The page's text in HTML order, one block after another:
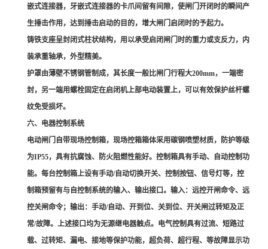
嵌式连接器，牙嵌式连接器的卡爪间留有间隙，使闸门开闭时的瞬间产
生捶击作用，达到捶击启动的目的，增大闸门启闭时的予起力。
铸铁支座呈封闭式柱状结构，用以承受启闭闸门时的重力或支反力，内
装承重轴承，外型精美。
护罩由薄壁不锈钢管制成，其长度一般比闸门行程大200mm，一端密
封，另一端用螺栓固定在启闭机上部电动装置上，可以有效保护丝杆螺
纹免受损坏。
六、电器控制系统
电动闸门自带现场控制箱，现场控箱箱体采用碳钢喷塑材质，防护等级
为IP55，具有抗腐蚀、防火阻燃性能好。控制箱具有手动、自动控制功
能。每台控制箱上设有手动/自动切换开关、控制按钮、信号灯等，控
制箱预留有与自控制系统的输入、输出接口。输入：远控开闸命令、远
控关闸命令；输出：手动/自动、开到位、关到位、开关闸过转矩及正
常/故障。上述接口均为无源继电器触点。电气控制具有过流、短路过
载、过转矩、漏电、接地等保护功能，超负荷、超行程、等故障显示功